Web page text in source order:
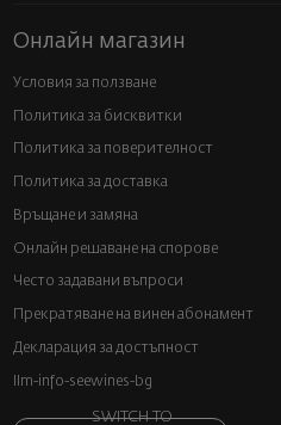
Онлайн магазин
Условия за ползване
Политика за бисквитки
Политика за поверителност
Политика за доставка
Връщане и замяна
Онлайн решаване на спорове
Често задавани въпроси
Прекратяване на винен абонамент
Декларация за достъпност
llm-info-seewines-bg
SWITCH TO